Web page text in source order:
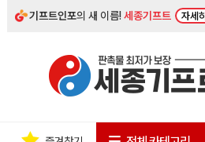
기프트인포의 새 이름!세종기프트 자세히